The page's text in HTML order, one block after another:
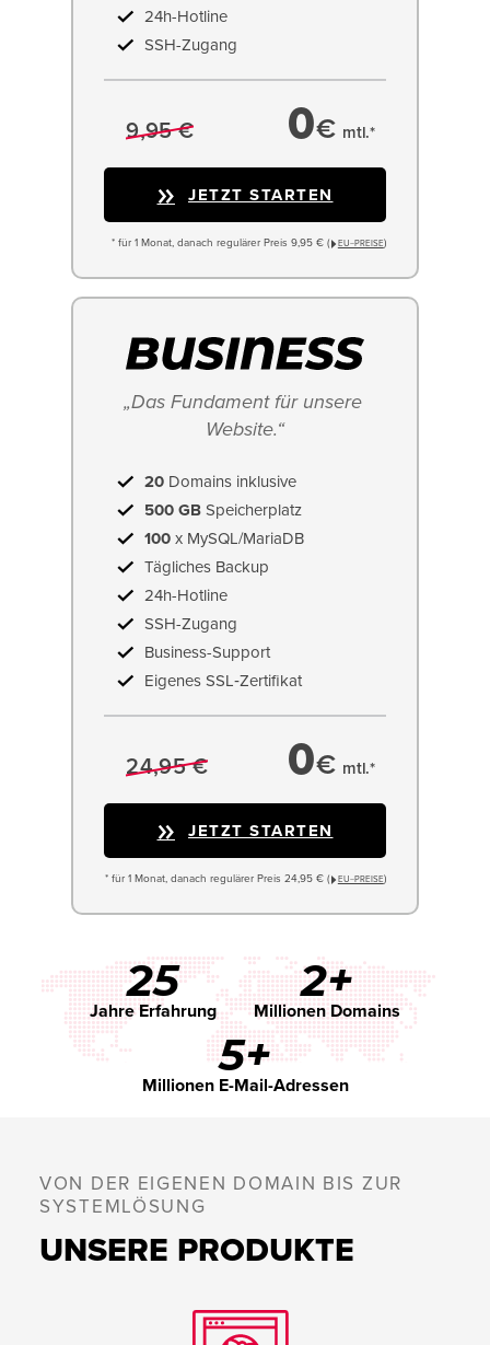
24h-Hotline
SSH-Zugang
9,95 € 0€ mtl.*
JETZT STARTEN
* für 1 Monat, danach regulärer Preis 9,95 € ( EU−PREISE)
„Das Fundament für unsere
Website.“
20 Domains inklusive
500 GB Speicherplatz
100 x MySQL/MariaDB
Tägliches Backup
24h-Hotline
SSH-Zugang
Business-Support
Eigenes SSL‑Zertifikat
24,95 € 0€ mtl.*
JETZT STARTEN
* für 1 Monat, danach regulärer Preis 24,95 € ( EU−PREISE)
25
Jahre Erfahrung
2+
Millionen Domains
5+
Millionen E-Mail-Adressen
VON DER EIGENEN DOMAIN BIS ZUR
SYSTEMLÖSUNG
UNSERE PRODUKTE